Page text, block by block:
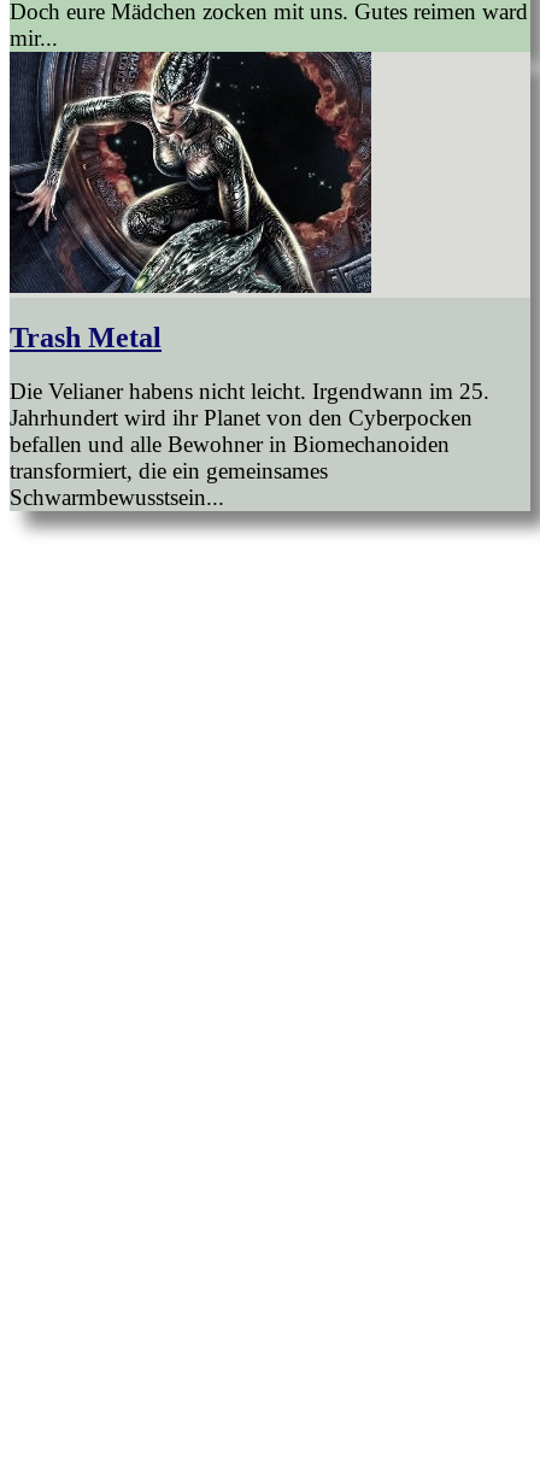
Doch eure Mädchen zocken mit uns. Gutes reimen ward
mir...
Trash Metal
Die Velianer habens nicht leicht. Irgendwann im 25.
Jahrhundert wird ihr Planet von den Cyberpocken
befallen und alle Bewohner in Biomechanoiden
transformiert, die ein gemeinsames
Schwarmbewusstsein...